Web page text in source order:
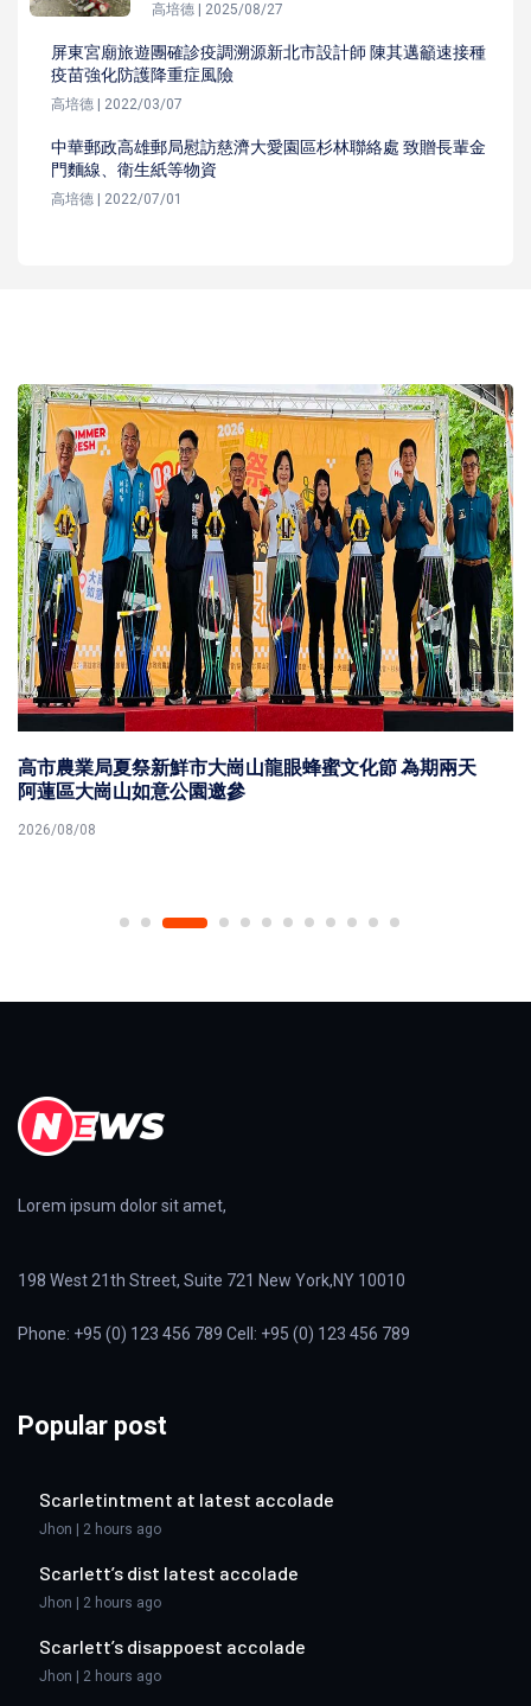
高培德 | 2025/08/27
屏東宮廟旅遊團確診疫調溯源新北市設計師 陳其邁籲速接種
疫苗強化防護降重症風險
高培德 | 2022/03/07
中華郵政高雄郵局慰訪慈濟大愛園區杉林聯絡處 致贈長輩金
門麵線、衛生紙等物資
高培德 | 2022/07/01
高市農業局夏祭新鮮市大崗山龍眼蜂蜜文化節 為期兩天
阿蓮區大崗山如意公園邀參
2026/08/08
Lorem ipsum dolor sit amet,
198 West 21th Street, Suite 721 New York,NY 10010
Phone: +95 (0) 123 456 789 Cell: +95 (0) 123 456 789
Popular post
Scarletintment at latest accolade
Jhon | 2 hours ago
Scarlett’s dist latest accolade
Jhon | 2 hours ago
Scarlett’s disappoest accolade
Jhon | 2 hours ago